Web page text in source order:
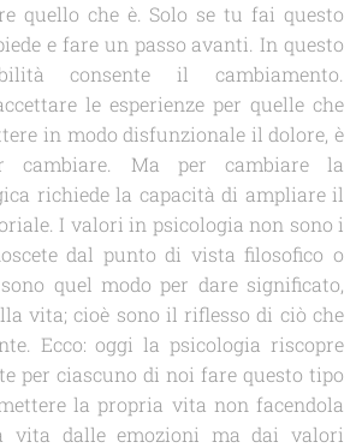
quello che è. Solo se tu fai questo
e fare un passo avanti. In questo
consente il cambiamento.
le esperienze per quelle che
in modo disfunzionale il dolore, è
cambiare. Ma per cambiare la
richiede la capacità di ampliare il
I valori in psicologia non sono i
dal punto di vista filosofico o
quel modo per dare significato,
vita; cioè sono il riflesso di ciò che
Ecco: oggi la psicologia riscopre
per ciascuno di noi fare questo tipo
la propria vita non facendola
vita dalle emozioni ma dai valori